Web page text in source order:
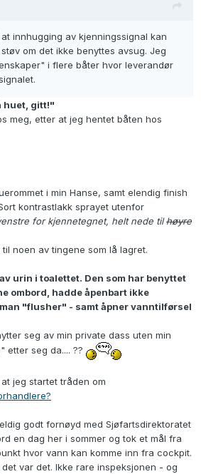
innhugging av kjenningssignal kan
om det ikke benyttes avsug. Jeg
i flere båter hvor leverandør
huet, gitt!"
meg, etter at jeg hentet båten hos
i min Hanse, samt elendig finish
kontrastlakk sprayet utenfor
for kjennetegnet, helt nede tilhøyre
noen av tingene som lå lagret.
urin i toalettet. Den som har benyttet
ombord, hadde åpenbart ikke
"flusher" - samt åpner vanntilførsel
seg av min private dass uten min
etter seg da.... ??
jeg startet tråden om
godt fornøyd med Sjøfartsdirektoratet
en dag her i sommer og tok et mål fra
hvor vann kan komme inn fra cockpit.
det var det. Ikke rare inspeksjonen - og